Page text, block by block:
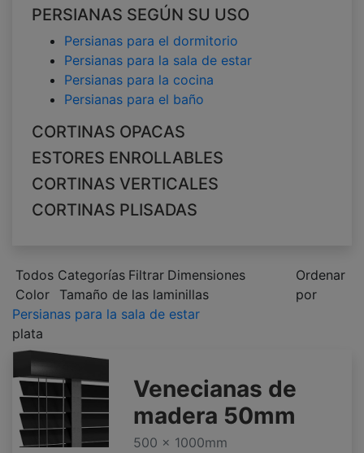
PERSIANAS SEGÚN SU USO
Persianas para el dormitorio
Persianas para la sala de estar
Persianas para la cocina
Persianas para el baño
CORTINAS OPACAS
ESTORES ENROLLABLES
CORTINAS VERTICALES
CORTINAS PLISADAS
Todos Categorías Filtrar Dimensiones
Color
Tamaño de las laminillas
Ordenar
por
Persianas para la sala de estar
plata
Venecianas de
madera 50mm
500 x 1000mm